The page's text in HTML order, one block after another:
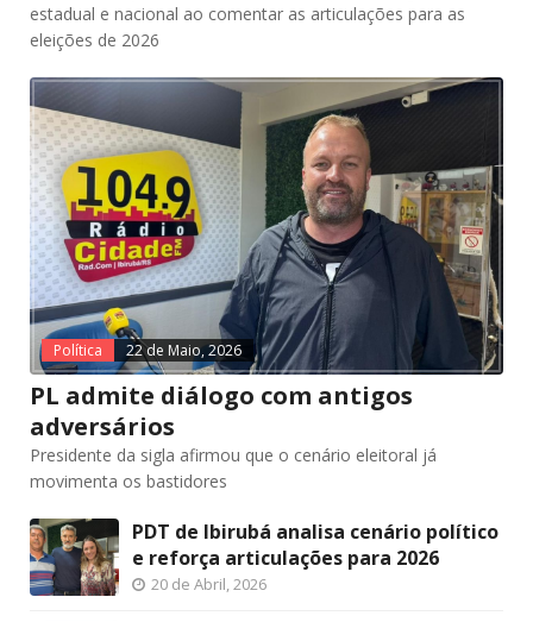
estadual e nacional ao comentar as articulações para as
eleições de 2026
Política 22 de Maio, 2026
PL admite diálogo com antigos
adversários
Presidente da sigla afirmou que o cenário eleitoral já
movimenta os bastidores
PDT de Ibirubá analisa cenário político
e reforça articulações para 2026
20 de Abril, 2026